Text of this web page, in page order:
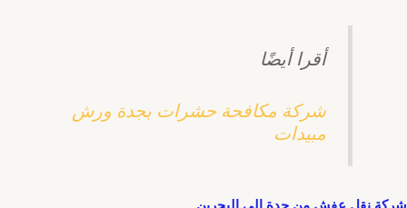
أقرا أيضًا
شركة مكافحة حشرات بجدة ورش
مبيدات
شركة نقل عفش من جدة الي البحرين